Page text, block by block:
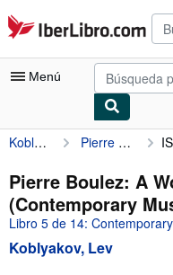
Pasar al contenido principal
IberLibro.com
Menú
Mi cuenta
Consultar mis pedidos
Búsqueda avanzada
Colecciones
Koblyakov, Lev Pierre Boulez: A World of Harmony (Contemporary Music Studies)
Pierre Boulez: A
(Contemporary
Libro 5 de 14:
Koblyakov, Lev